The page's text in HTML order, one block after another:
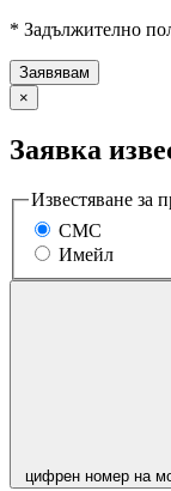
* Задължително
×
Заявка
Известяване за
СМС
Имейл
цифрен номер на